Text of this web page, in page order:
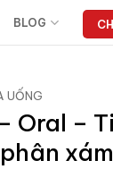
BLOG
UỐNG
– Oral –